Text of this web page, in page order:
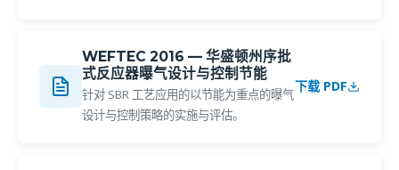
WEFTEC 2016 — 华盛顿州序批
式反应器曝气设计与控制节能
针对 SBR 工艺应用的以节能为重点的曝气
设计与控制策略的实施与评估。
下载 PDF